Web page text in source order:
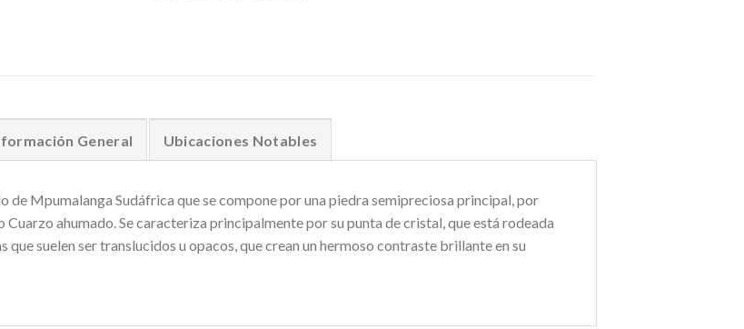
General Ubicaciones Notables
de Mpumalanga Sudáfrica que se compone por una piedra semipreciosa principal, por
ahumado. Se caracteriza principalmente por su punta de cristal, que está rodeada
que suelen ser translucidos u opacos, que crean un hermoso contraste brillante en su